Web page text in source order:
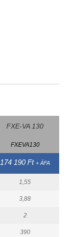
FXE-VA 130
FXEVA130
174 190 Ft + ÁFA
1,55
3,88
2
390